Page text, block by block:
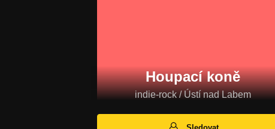
Houpací koně
indie-rock / Ústí nad Labem